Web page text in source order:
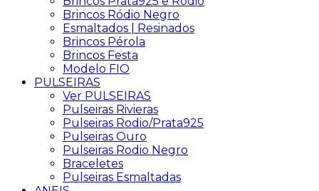
Brincos Ródio Negro
Esmaltados | Resinados
Brincos Pérola
Brincos Festa
Modelo FIO
PULSEIRAS
Ver PULSEIRAS
Pulseiras Rivieras
Pulseiras Rodio/Prata925
Pulseiras Ouro
Pulseiras Rodio Negro
Braceletes
Pulseiras Esmaltadas